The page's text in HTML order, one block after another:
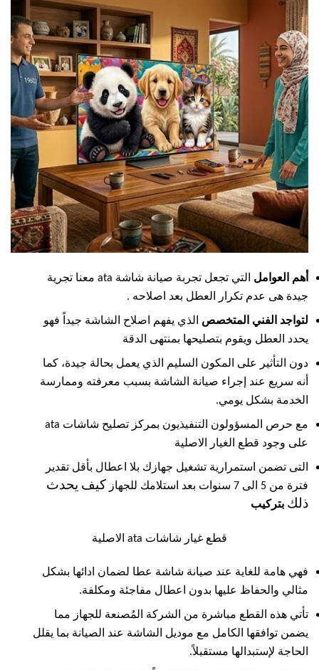
أهم العوامل
التي تجعل تجربة صيانة شاشة ata معنا تجرية
جيدة هى عدم تكرار العطل بعد اصلاحه .
لتواجد الفني المتخصص الذي يفهم اصلاح الشاشة جيداً فهو
يحدد العطل ويقوم بتصليحها بمنتهى الدقة
دون التأثير على المكون السليم الذي يعمل بحالة جيدة، كما
أنه سريع عند إجراء صيانة الشاشة بسبب معرفته وممارسة
الخدمة بشكل يومي.
مع حرص المسؤولون التنفيذيون بمركز تصليح شاشات ata
على وجود قطع الغيار الاصلية
التى تضمن استمرارية تشغيل جهازك بلا اعطال بأقل تقدير
فترة من 5 الى 7 سنوات بعد استلامك للجهاز
كيف يحدث
ذلك بتركيب
قطع غيار شاشات ata الاصلية
فهي هامة للغاية عند صيانة شاشة عطا لضمان ادائها بشكل
مثالي والحفاظ عليها بدون اعطال مفاجئة ومكلفة.
تأتي هذه القطع مباشرة من الشركة المُصنعة للجهاز مما
يضمن توافقها الكامل مع موديل الشاشة عند الصيانة بما يقلل
الحاجة لإستبدالها مستقبلاً.